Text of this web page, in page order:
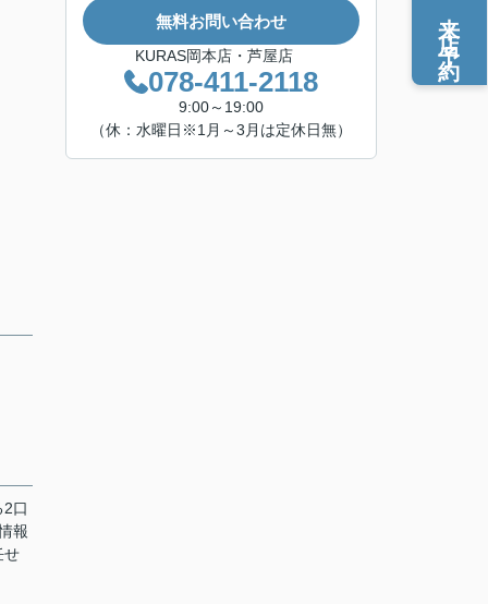
口
報
せ
無料お問い合わせ
KURAS岡本店・芦屋店
078-411-2118
9:00～19:00
（休：水曜日※1月～3月は定休日無）
来店予約